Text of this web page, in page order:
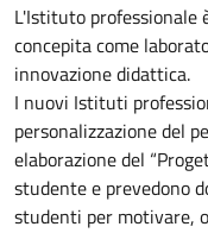
L'Istituto professionale
concepita come
innovazione didattica.
I nuovi Istituti
personalizzazione del
elaborazione del
studente e prevedono
studenti per motivare,